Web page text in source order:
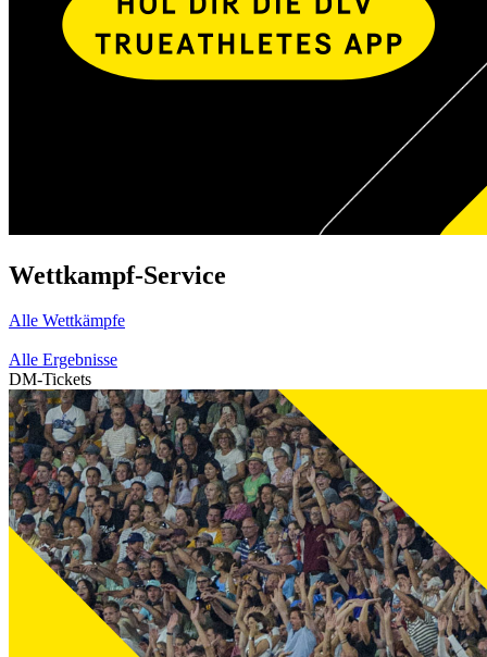
Wettkampf-Service
Alle Wettkämpfe
Alle Ergebnisse
DM-Tickets